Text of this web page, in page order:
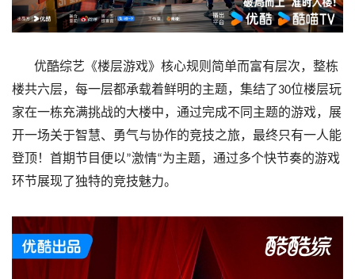
优酷综艺《楼层游戏》核心规则简单而富有层次，整栋
楼共六层，每一层都承载着鲜明的主题，集结了30位楼层玩
家在一栋充满挑战的大楼中，通过完成不同主题的游戏，展
开一场关于智慧、勇气与协作的竞技之旅，最终只有一人能
登顶！首期节目便以”激情“为主题，通过多个快节奏的游戏
环节展现了独特的竞技魅力。